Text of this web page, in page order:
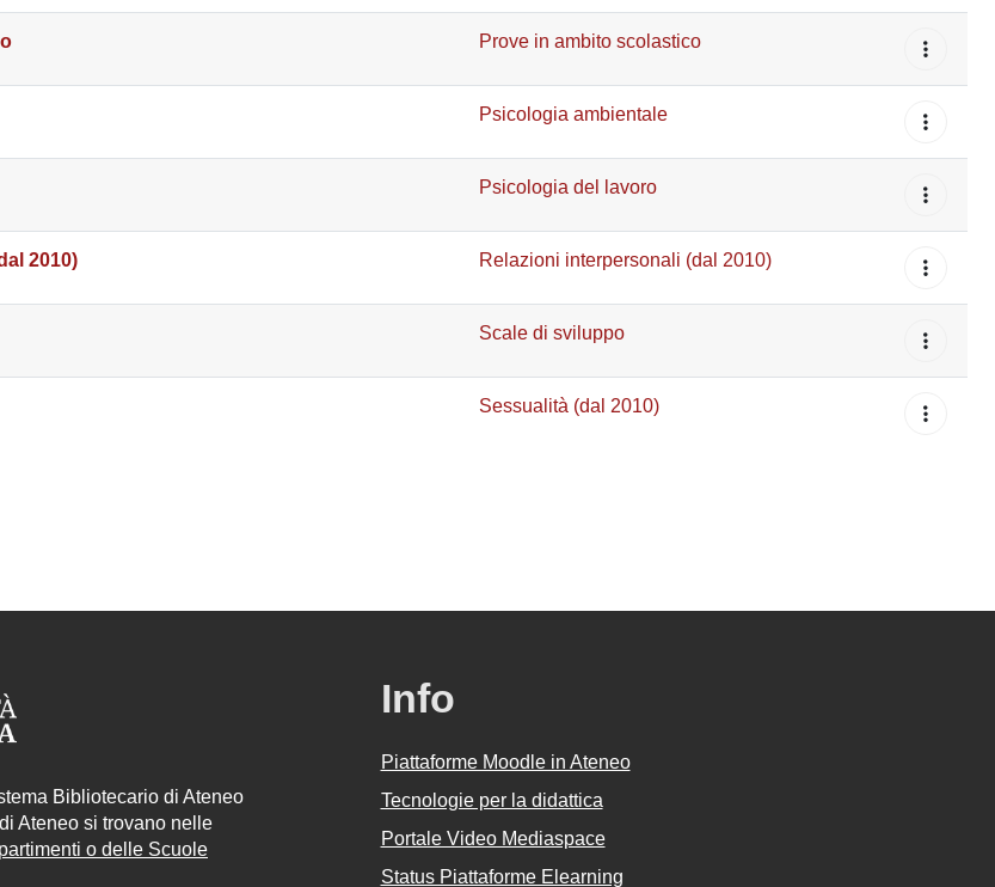
Prove in ambito scolastico
Psicologia ambientale
Psicologia del lavoro
2010) Relazioni interpersonali (dal 2010)
Scale di sviluppo
Sessualità (dal 2010)
Bibliotecario di Ateneo
Ateneo si trovano nelle
o delle Scuole
Info
Piattaforme Moodle in Ateneo
Tecnologie per la didattica
Portale Video Mediaspace
Status Piattaforme Elearning